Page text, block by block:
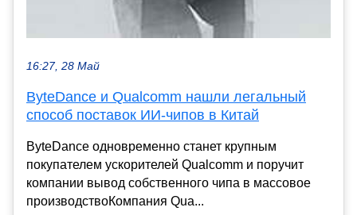
16:27, 28 Май
ByteDance и Qualcomm нашли легальный
способ поставок ИИ-чипов в Китай
ByteDance одновременно станет крупным
покупателем ускорителей Qualcomm и поручит
компании вывод собственного чипа в массовое
производствоКомпания Qua...